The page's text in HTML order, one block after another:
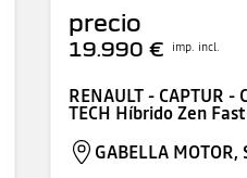
precio
19.990 € imp. incl.
RENAULT - CAPTUR -
TECH Híbrido Zen
GABELLA MOTOR,